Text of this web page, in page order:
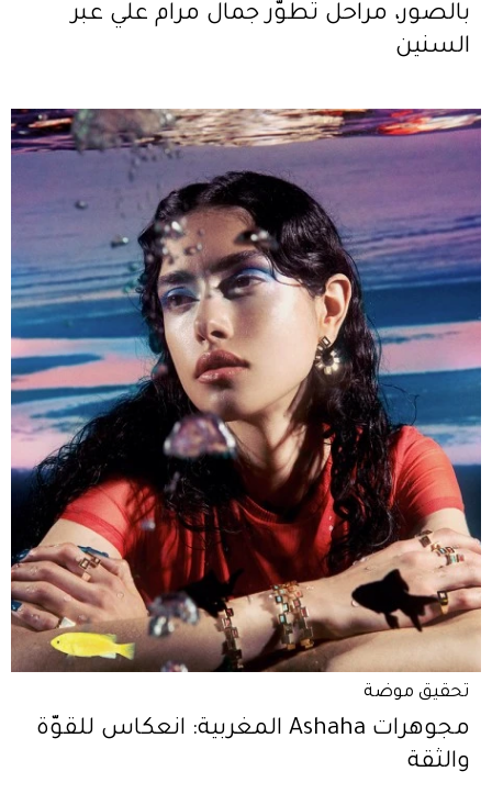
بالصور، مراحل تطوّر جمال مرام علي عبر
السنين
تحقيق موضة
مجوهرات Ashaha المغربية: انعكاس للقوّة
والثقة